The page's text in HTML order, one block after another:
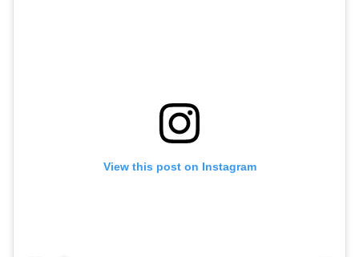
View this post on Instagram